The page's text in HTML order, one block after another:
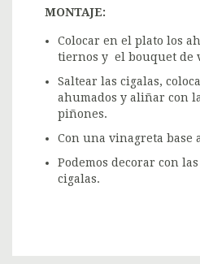
MONTAJE:
Colocar en el plato los
tiernos y el bouquet de
Saltear las cigalas,
ahumados y aliñar con
piñones.
Con una vinagreta base
Podemos decorar con
cigalas.